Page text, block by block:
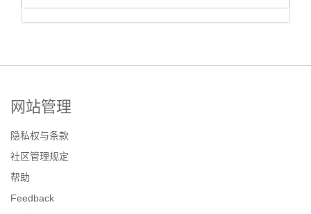
网站管理
隐私权与条款
社区管理规定
帮助
Feedback